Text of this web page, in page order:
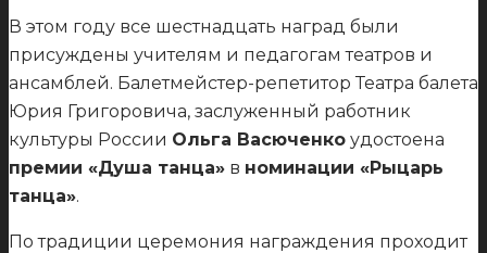
В этом году все шестнадцать наград были
присуждены учителям и педагогам театров и
ансамблей. Балетмейстер-репетитор Театра балета
Юрия Григоровича, заслуженный работник
культуры России Ольга Васюченко удостоена
премии «Душа танца» в номинации «Рыцарь
танца».
По традиции церемония награждения проходит